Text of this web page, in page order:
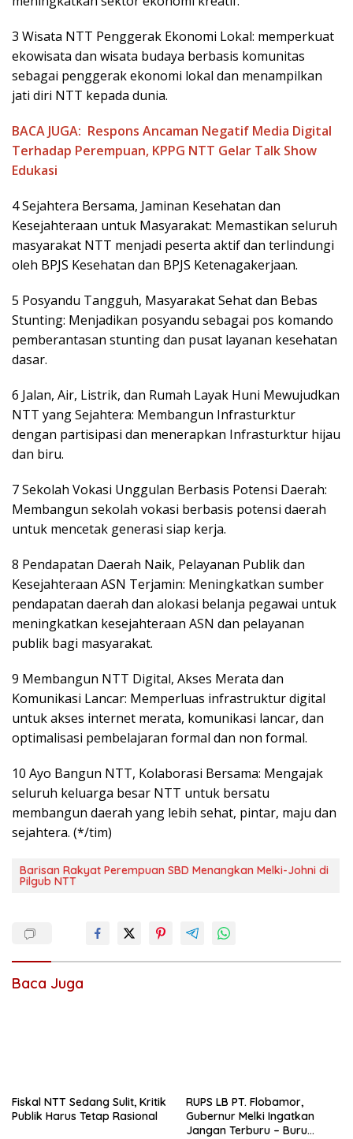
3 Wisata NTT Penggerak Ekonomi Lokal: memperkuat
ekowisata dan wisata budaya berbasis komunitas
sebagai penggerak ekonomi lokal dan menampilkan
jati diri NTT kepada dunia.
BACA JUGA: Respons Ancaman Negatif Media Digital
Terhadap Perempuan, KPPG NTT Gelar Talk Show
Edukasi
4 Sejahtera Bersama, Jaminan Kesehatan dan
Kesejahteraan untuk Masyarakat: Memastikan seluruh
masyarakat NTT menjadi peserta aktif dan terlindungi
oleh BPJS Kesehatan dan BPJS Ketenagakerjaan.
5 Posyandu Tangguh, Masyarakat Sehat dan Bebas
Stunting: Menjadikan posyandu sebagai pos komando
pemberantasan stunting dan pusat layanan kesehatan
dasar.
6 Jalan, Air, Listrik, dan Rumah Layak Huni Mewujudkan
NTT yang Sejahtera: Membangun Infrasturktur
dengan partisipasi dan menerapkan Infrasturktur hijau
dan biru.
7 Sekolah Vokasi Unggulan Berbasis Potensi Daerah:
Membangun sekolah vokasi berbasis potensi daerah
untuk mencetak generasi siap kerja.
8 Pendapatan Daerah Naik, Pelayanan Publik dan
Kesejahteraan ASN Terjamin: Meningkatkan sumber
pendapatan daerah dan alokasi belanja pegawai untuk
meningkatkan kesejahteraan ASN dan pelayanan
publik bagi masyarakat.
9 Membangun NTT Digital, Akses Merata dan
Komunikasi Lancar: Memperluas infrastruktur digital
untuk akses internet merata, komunikasi lancar, dan
optimalisasi pembelajaran formal dan non formal.
10 Ayo Bangun NTT, Kolaborasi Bersama: Mengajak
seluruh keluarga besar NTT untuk bersatu
membangun daerah yang lebih sehat, pintar, maju dan
sejahtera. (*/tim)
Barisan Rakyat Perempuan SBD Menangkan Melki-Johni di
Pilgub NTT
Baca Juga
Fiskal NTT Sedang Sulit, Kritik
Publik Harus Tetap Rasional
RUPS LB PT. Flobamor,
Gubernur Melki Ingatkan
Jangan Terburu – Buru